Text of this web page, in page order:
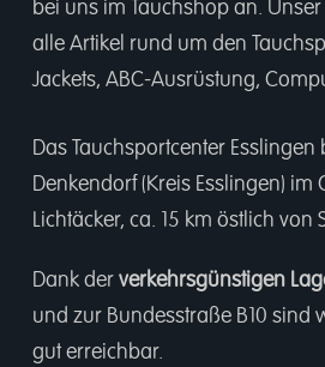
bei uns im Tauchshop an.
alle Artikel rund um den
Jackets, ABC-Ausrüstung,
Das Tauchsportcenter Esslingen
Denkendorf (Kreis Esslingen) im
Lichtäcker, ca. 15 km östlich von
Dank der verkehrsgünstigen
und zur Bundesstraße B10 sind
gut erreichbar.